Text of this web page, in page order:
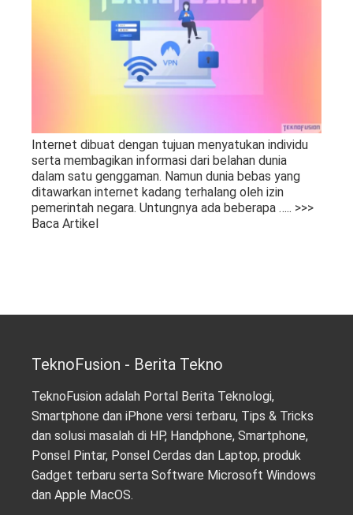
Internet dibuat dengan tujuan menyatukan individu
serta membagikan informasi dari belahan dunia
dalam satu genggaman. Namun dunia bebas yang
ditawarkan internet kadang terhalang oleh izin
pemerintah negara. Untungnya ada beberapa ….. >>>
Baca Artikel
TeknoFusion - Berita Tekno
TeknoFusion adalah Portal Berita Teknologi,
Smartphone dan iPhone versi terbaru, Tips & Tricks
dan solusi masalah di HP, Handphone, Smartphone,
Ponsel Pintar, Ponsel Cerdas dan Laptop, produk
Gadget terbaru serta Software Microsoft Windows
dan Apple MacOS.